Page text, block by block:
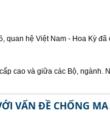
quan hệ Việt Nam - Hoa Kỳ
cao và giữa các Bộ, ngành.
VẤN ĐỀ CHỐNG MA